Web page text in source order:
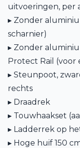
uitvoeringen, per
▸ Zonder
scharnier)
▸ Zonder
Protect Rail (voor
▸ Steunpoot,
rechts
▸ Draadrek
▸ Touwhaakset
▸ Ladderrek op
▸ Hoge huif 150